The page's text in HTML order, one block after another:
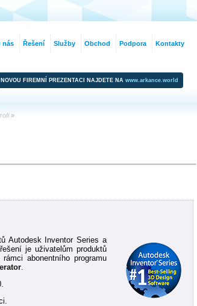
NOVOU FIREMNÍ PREZENTACI NAJDETE NA www.arkance.world
»
Autodesk Inventor Series a
je uživatelům produktů
abonentního programu
nás Řešení Služby Obchod Podpora Kontakty